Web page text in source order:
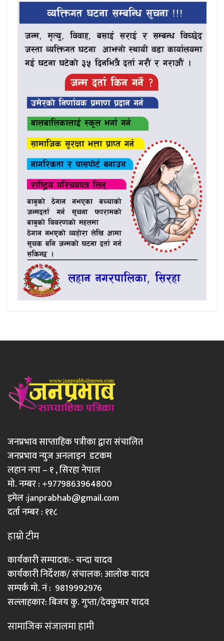
जनप्रभाव साप्ताहिक पत्रीका द्वारा संचालित
जनप्रभाव न्युज अनलाइन डटकम
लहान नपा – १ , सिरहा नेपाल
मो. नम्बर : +9779863964800
इमेल :janprabhab@gmail.com
दर्ता नम्बर : ११८
हाम्रो टीम
कार्यकारी सम्पादक:- चन्दा यादव
कार्यकारी निर्देशक/ संचालक: आलोक यादव
सम्पर्क मो. नं : 9819992976
सल्लाहकार: बिजय कु. गुप्ता/देवकुमार यादव
सामाजिक संजालमा हामी